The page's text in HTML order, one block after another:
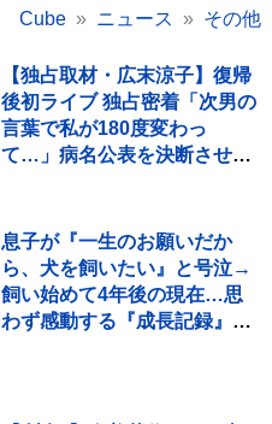
Cube
ニュース その他
【独占取材・広末涼子】復帰
後初ライブ 独占密着「次男の
言葉で私が180度変わっ
て…」病名公表を決断させ
息子が『一生のお願いだか
ら、犬を飼いたい』と号泣→
飼い始めて4年後の現在…思
わず感動する『成長記録』が